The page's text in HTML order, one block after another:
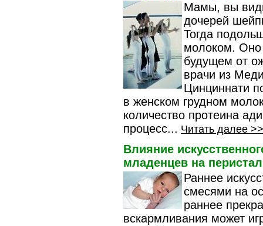
Мамы, вы
дочерей
Тогда
молоком. Оно
будущем от
врачи из
Цинциннати
в женском грудном
количество протеина
процесс... Читать далее >>
Влияние
младенцев на
Раннее
смесями на
раннее
вскармливания может